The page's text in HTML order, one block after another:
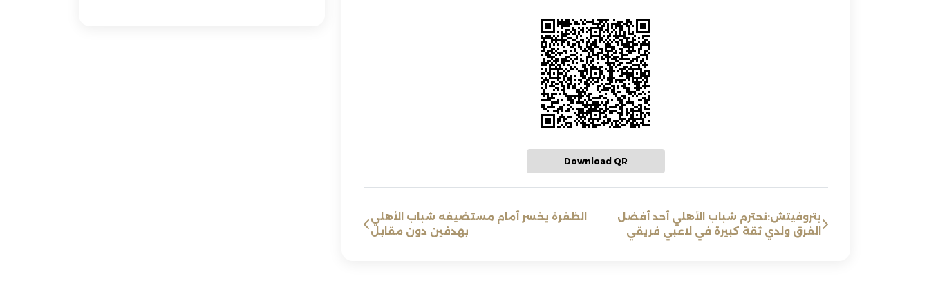
Download QR
بتروفيتش:نحترم شباب الأهلي أحد أفضل
الفرق ولدي ثقة كبيرة في لاعبي فريقي
الظفرة يخسر أمام مستضيفه شباب الأهلي
بهدفين دون مقابل